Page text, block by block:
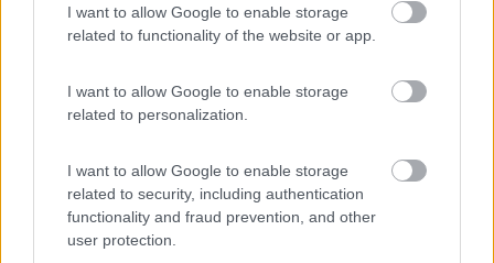
I want to allow Google to enable storage
related to functionality of the website or app.
I want to allow Google to enable storage
related to personalization.
I want to allow Google to enable storage
related to security, including authentication
functionality and fraud prevention, and other
user protection.
Inserito il24/04/2023 alle:22:15:41
Ciao Luca, ti dico la mia. Evita stoviglie di vetro e ceramica, compra piatti
e bicchieri di plastica, posate e pentole di casa, pochi pezzi, fino a
Si non esagerare io sono pieno in cantina di cianfrusaglie varie
che ho comprato e non uso più.In estate un tavolino ripiegabile
leggero sedie ,per quanti siete, possibilmente leggere in